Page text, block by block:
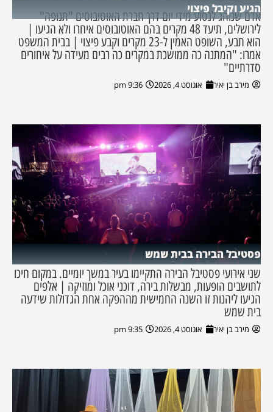
הגיע וקיבל פיצוי
אדם שנוהג לנסוע מידי יום דרך חברת האוטובוסים "תנופה"
לירושלים, תיעד 48 מקרים בהם האוטובוסים איחרו ולא הגיעו |
הוא תבע, השופט האמין ל-23 מקרים וקבע פיצוי | בבית המשפט
אמרו: "המתנה כה ממושכת במקרים כה רבים מעידה על איחורים
סדרתיים"
מירב בן יאיר אוגוסט 4, 2026 9:36 pm
פסטיבל הבירה בבית שמש
שני אירועי פסטיבל הבירה התקיימו בעיר במשך יומיים. במקום חיכו
לתושבים הופעות, מבשלות בירה, דוכני אוכל ומוזיקה | אלפים
הגיעו ליהנות זו השנה החמישית מההפקה אחת הגדולות שידעה
בית שמש
מירב בן יאיר אוגוסט 4, 2026 9:35 pm